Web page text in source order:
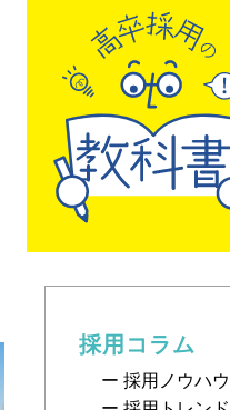
採用コラム
採用ノウハウ